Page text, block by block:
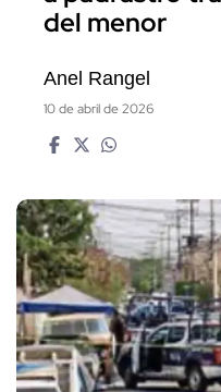
del menor
Anel Rangel
10 de abril de 2026